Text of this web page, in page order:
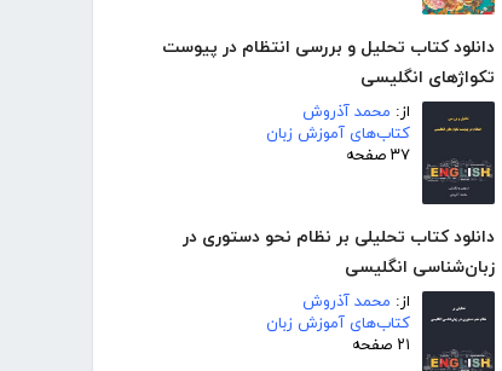
دانلود کتاب تحلیل و بررسی انتظام در پیوست
تکواژهای انگلیسی
از: محمد آذروش
کتاب‌های آموزش زبان
۳۷ صفحه
دانلود کتاب تحلیلی بر نظام نحو دستوری در
زبان‌شناسی انگلیسی
از: محمد آذروش
کتاب‌های آموزش زبان
۲۱ صفحه